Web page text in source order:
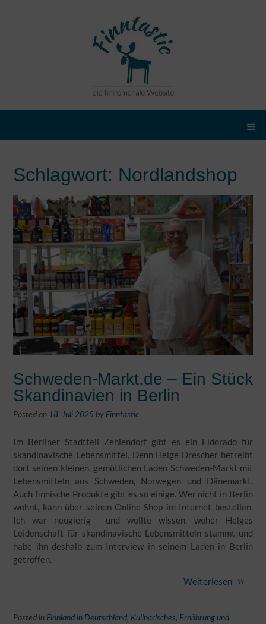
Schlagwort: Nordlandshop
Schweden-Markt.de – Ein Stück
Skandinavien in Berlin
Posted on 18. Juli 2025 by Finntastic
Im Berliner Stadtteil Zehlendorf gibt es ein Eldorado für
skandinavische Lebensmittel. Denn Helge Drescher betreibt
dort seinen kleinen, gemütlichen Laden Schweden-Markt mit
Lebensmitteln aus Schweden, Norwegen und Dänemarkt.
Auch finnische Produkte gibt es so einige. Wer nicht in Berlin
wohnt, kann über seinen Online-Shop im Internet bestellen.
Ich war neugierig und wollte wissen, woher Helges
Leidenschaft für skandinavische Lebensmitteln stammt und
habe ihn deshalb zum Interview in seinem Laden in Berlin
getroffen.
Weiterlesen
Posted in Finnland in Deutschland, Kulinarisches, Ernährung und